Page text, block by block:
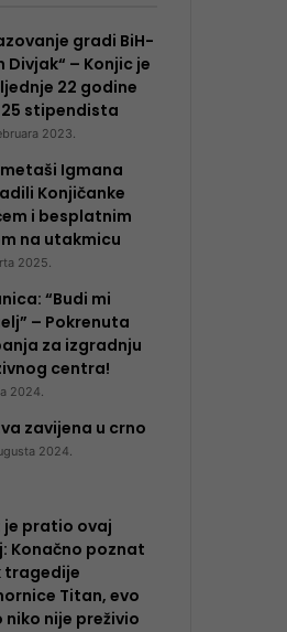
gradi BiH-
Divjak“ – Konjic je
22 godine
​​stipendista
2023.
Igmana
Konjičanke
i besplatnim
na utakmicu
2025.
“Budi mi
– Pokrenuta
za izgradnju
centra!
2024.
zavijena u crno
2024.
je pratio ovaj
Konačno poznat
tragedije
Titan, evo
niko nije preživio